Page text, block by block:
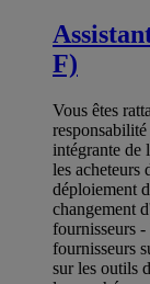
F)
Vous êtes
intégrante de
les acheteurs
déploiement
changement
fournisseurs -
fournisseurs
sur les outils